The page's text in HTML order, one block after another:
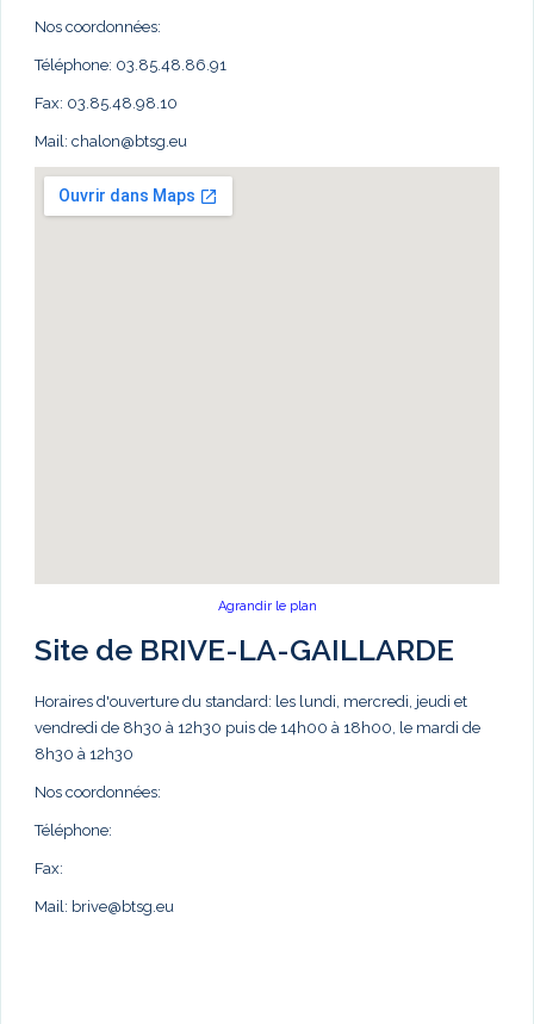
Nos coordonnées:
Téléphone: 03.85.48.86.91
Fax: 03.85.48.98.10
Mail: chalon@btsg.eu
Agrandir le plan
Site de BRIVE-LA-GAILLARDE
Horaires d'ouverture du standard: les lundi, mercredi, jeudi et
vendredi de 8h30 à 12h30 puis de 14h00 à 18h00, le mardi de
8h30 à 12h30
Nos coordonnées:
Téléphone:
Fax:
Mail: brive@btsg.eu